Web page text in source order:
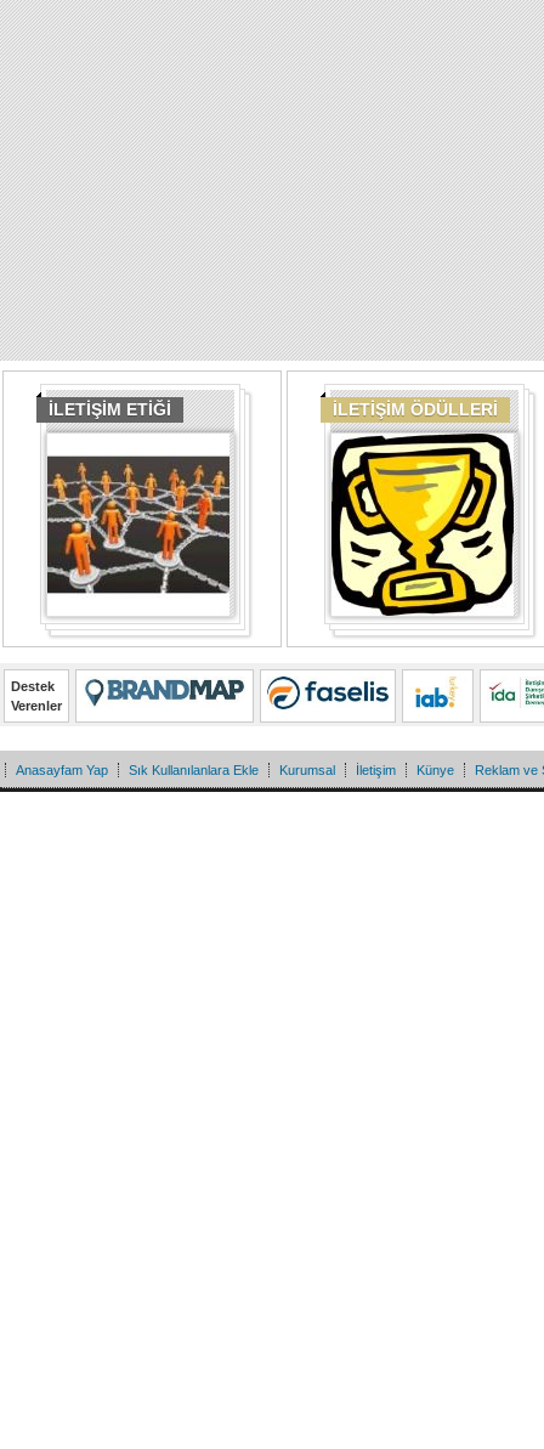
İLETİŞİM ETİĞİ İLETİŞİM ÖDÜLLERİ
Destek
Verenler
Anasayfam Yap Sık Kullanılanlara Ekle Kurumsal İletişim Künye Reklam ve